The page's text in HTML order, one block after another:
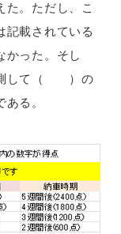
た。ただし、こ
記載されている
かった。そし
測して（ ）の
る。